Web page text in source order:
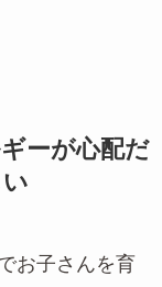
ーが心配だ
お子さんを育